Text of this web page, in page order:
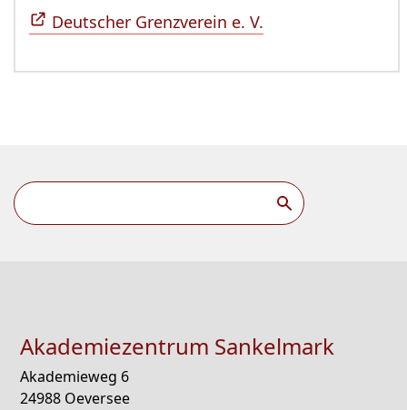
Deutscher Grenzverein e. V.
Akademiezentrum Sankelmark
Akademieweg 6
24988 Oeversee